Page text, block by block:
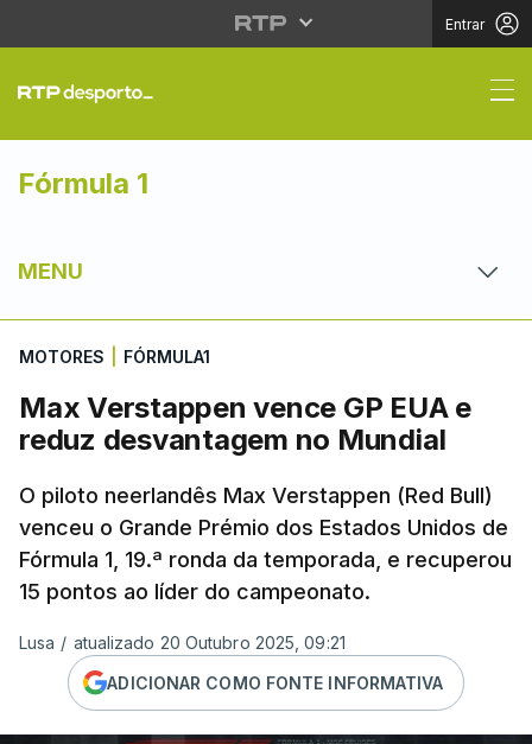
Entrar
Max Verstappen
Fórmula 1
MENU
MOTORES FÓRMULA1
Max Verstappen vence GP EUA e
reduz desvantagem no Mundial
O piloto neerlandês Max Verstappen (Red Bull)
venceu o Grande Prémio dos Estados Unidos de
Fórmula 1, 19.ª ronda da temporada, e recuperou
15 pontos ao líder do campeonato.
Lusa / atualizado 20 Outubro 2025, 09:21
ADICIONAR COMO FONTE INFORMATIVA